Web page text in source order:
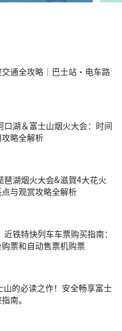
通全攻略｜巴士站・电车路
口湖＆富士山烟火大会：时间
略全解析
琶湖烟火大会&滋賀4大花火
与观赏攻略全解析
近铁特快列车车票购买指南：
票和自动售票机购票
的必读之作！安全畅享富士
南。